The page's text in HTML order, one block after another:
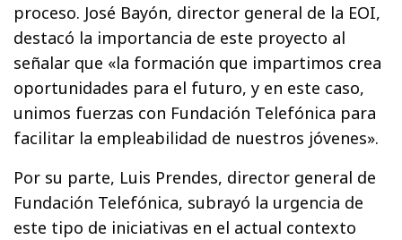
proceso. José Bayón, director general de la EOI,
destacó la importancia de este proyecto al
señalar que «la formación que impartimos crea
oportunidades para el futuro, y en este caso,
unimos fuerzas con Fundación Telefónica para
facilitar la empleabilidad de nuestros jóvenes».
Por su parte, Luis Prendes, director general de
Fundación Telefónica, subrayó la urgencia de
este tipo de iniciativas en el actual contexto